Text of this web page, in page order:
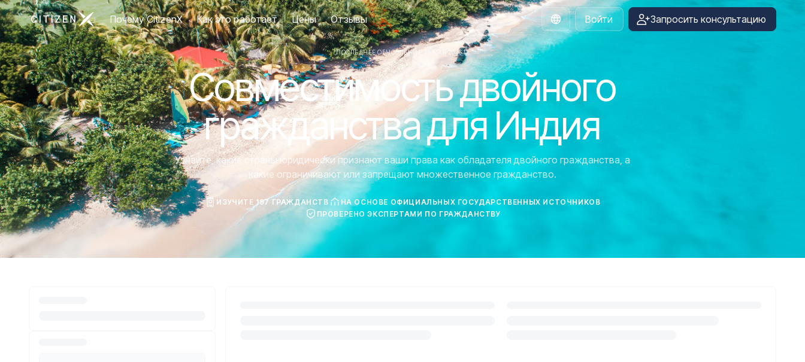
Перейти на главную страницу CitizenX
Почему CitizenX Как это работает Цены Отзывы
Russian
Войти Запросить консультацию
ПОСЛЕДНЕЕ ОБНОВЛЕНИЕ: 19 МАЯ 2026 Г.
Совместимость двойного
гражданства для Индия
Узнайте, какие страны юридически признают ваши права как обладателя двойного гражданства, а
какие ограничивают или запрещают множественное гражданство.
ИЗУЧИТЕ 197 ГРАЖДАНСТВ
НА ОСНОВЕ ОФИЦИАЛЬНЫХ ГОСУДАРСТВЕННЫХ ИСТОЧНИКОВ
ПРОВЕРЕНО ЭКСПЕРТАМИ ПО ГРАЖДАНСТВУ